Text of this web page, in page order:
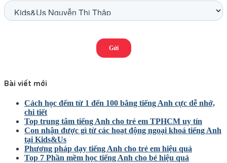
Bài viết mới
Cách học đếm từ 1 đến 100 bằng tiếng Anh cực dễ nhớ,
chi tiết
Top trung tâm tiếng Anh cho trẻ em TPHCM uy tín
Con nhận được gì từ các hoạt động ngoại khoá tiếng Anh
tại Kids&Us
Phương pháp dạy tiếng Anh cho trẻ em hiệu quả
Top 7 Phần mềm học tiếng Anh cho bé hiệu quả